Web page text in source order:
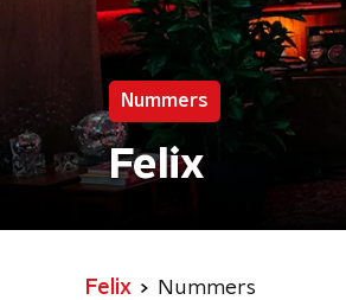
Nummers
Felix
Felix Nummers